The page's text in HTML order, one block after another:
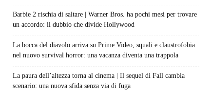
Barbie 2 rischia di saltare | Warner Bros. ha pochi mesi per trovare
un accordo: il dubbio che divide Hollywood
La bocca del diavolo arriva su Prime Video, squali e claustrofobia
nel nuovo survival horror: una vacanza diventa una trappola
La paura dell’altezza torna al cinema | Il sequel di Fall cambia
scenario: una nuova sfida senza via di fuga